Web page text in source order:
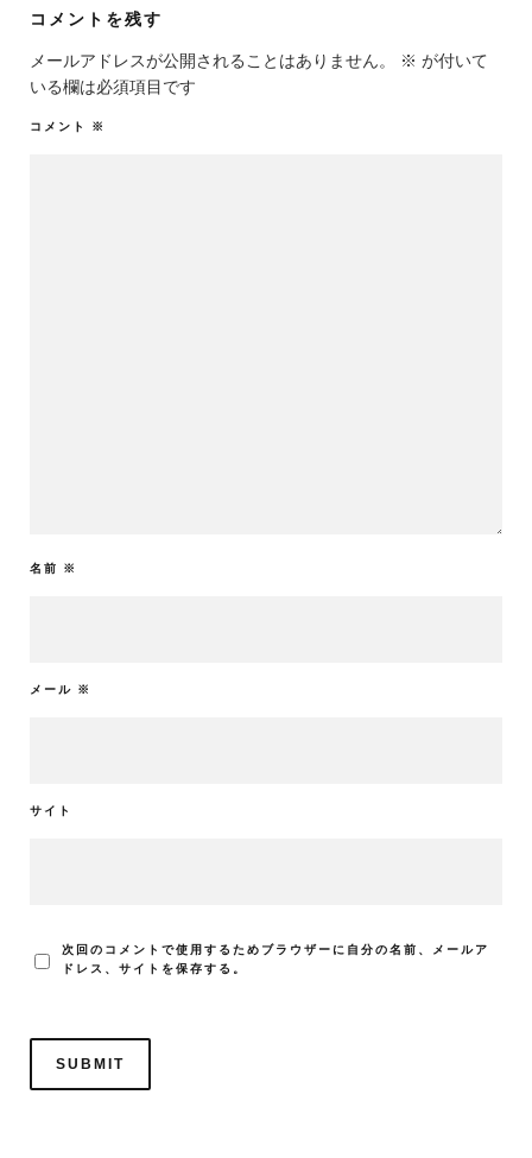
コメントを残す
メールアドレスが公開されることはありません。 ※ が付いて
いる欄は必須項目です
コメント ※
名前 ※
メール ※
サイト
次回のコメントで使用するためブラウザーに自分の名前、メールア
ドレス、サイトを保存する。